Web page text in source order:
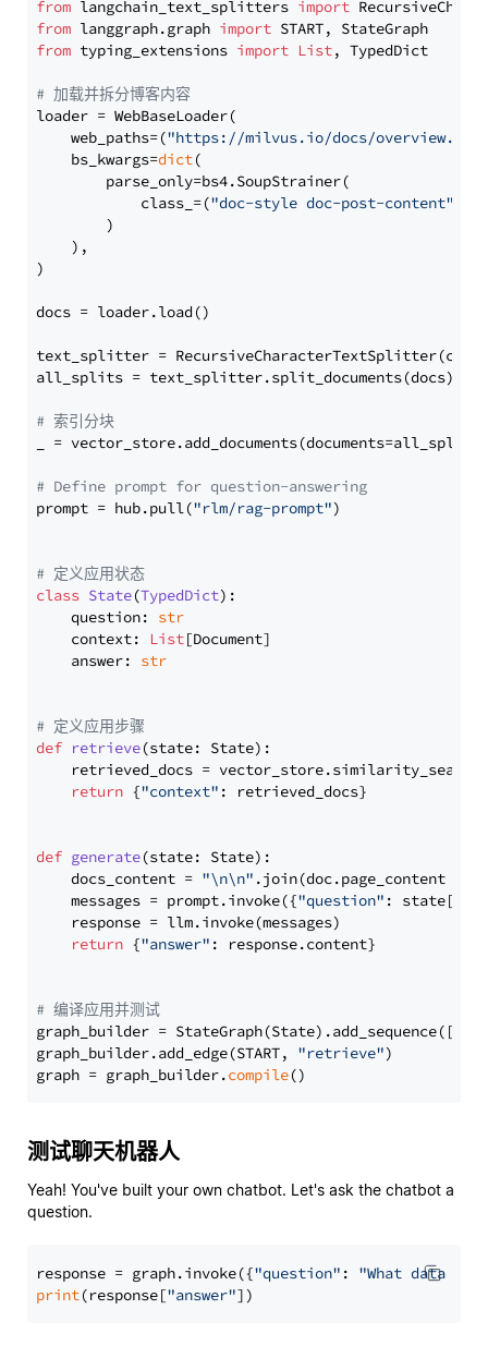
from langchain_text_splitters import
from langgraph.graph import
from typing_extensions import List, TypedDict
# 加载并拆分博客内容
loader = WebBaseLoader(
    web_paths=(
"https://milvus.io/docs/overview.md"
    bs_kwargs=
dict(
        parse_only=bs4.SoupStrainer(
            class_=(
"doc-style doc-post-content"
        )
    ),
)
docs = loader.load()
text_splitter =
all_splits = text_splitter.split_documents(docs)
# 索引分块
_ = vector_store.add_documents(documents=all_splits)
# Define prompt for question-answering
prompt = hub.pull("rlm/rag-prompt")
# 定义应用状态
class State(TypedDict):
    question:
str
    context:
List[Document]
    answer:
str
# 定义应用步骤
def retrieve(state: State):
retrieved_docs =
return {"context" : retrieved_docs}
def generate(state: State):
    docs_content =
"\n\n" .join(doc.page_content
    messages = prompt.invoke({
"question" : state[
    response = llm.invoke(messages)
return {"answer" : response.content}
# 编译应用并测试
graph_builder =
graph_builder.add_edge(START, "retrieve")
graph = graph_builder.compile
测试聊天机器人
Yeah! You've built your own chatbot. Let's ask the chatbot a
question.
response = graph.invoke({"question" : "What data
print(response["answer"